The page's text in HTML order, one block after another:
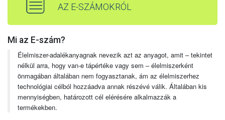
AZ E-SZÁMOKRÓL
Mi az E-szám?
Élelmiszer-adalékanyagnak nevezik azt az anyagot, amit – tekintet
nélkül arra, hogy van-e tápértéke vagy sem – élelmiszerként
önmagában általában nem fogyasztanak, ám az élelmiszerhez
technológiai célból hozzáadva annak részévé válik. Általában kis
mennyiségben, határozott cél elérésére alkalmazzák a
termékekben.